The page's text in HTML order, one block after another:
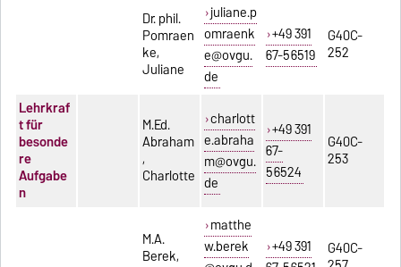
Dr. phil.
Pomraen
ke,
Juliane
juliane.p
omraenk
e@ovgu.
de
+49 391
67-56519
G40C-
252
Lehrkraf
t für
besonde
re
Aufgabe
n
M.Ed.
Abraham
,
Charlotte
charlott
e.abraha
m@ovgu.
de
+49 391
67-
56524
G40C-
253
M.A.
Berek,
matthe
w.berek
+49 391
G40C-